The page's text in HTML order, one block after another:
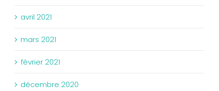
avril 2021
mars 2021
février 2021
décembre 2020